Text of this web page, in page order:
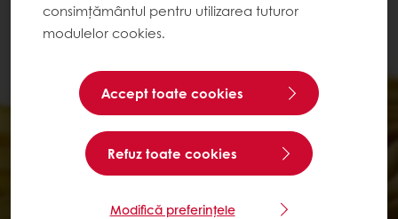
consimțământul pentru utilizarea tuturor
modulelor cookies.
Accept toate cookies
Refuz toate cookies
Modifică preferințele